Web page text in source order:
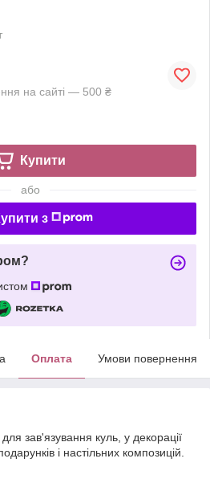
на сайті — 500 ₴
Купити
або
з
Оплата Умови повернення
зав'язування куль, у декорації
і настільних композицій.